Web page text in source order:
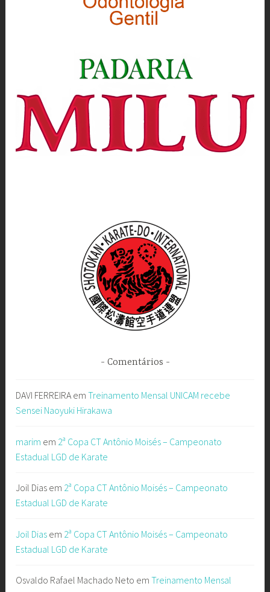
Comentários
DAVI FERREIRA emTreinamento Mensal UNICAM recebe
Sensei Naoyuki Hirakawa
marim em 2ª Copa CT Antônio Moisés – Campeonato
Estadual LGD de Karate
Joil Dias em 2ª Copa CT Antônio Moisés – Campeonato
Estadual LGD de Karate
Joil Dias em 2ª Copa CT Antônio Moisés – Campeonato
Estadual LGD de Karate
Osvaldo Rafael Machado Neto emTreinamento Mensal